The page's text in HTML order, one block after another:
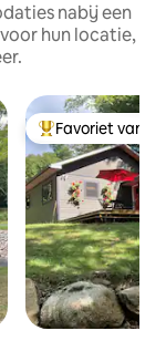
nabij een
hun locatie,
Topfavoriet van
Favoriet van